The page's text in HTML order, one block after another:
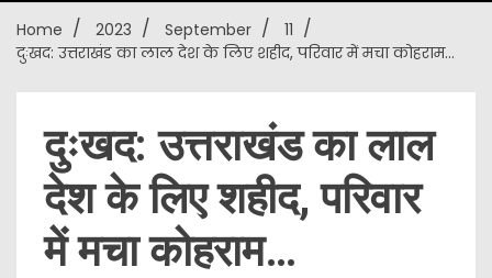
Home 2023 September
11
दुःखद: उत्तराखंड का लाल देश के लिए शहीद, परिवार में मचा कोहराम…
दुःखद: उत्तराखंड का लाल
देश के लिए शहीद, परिवार
में मचा कोहराम…